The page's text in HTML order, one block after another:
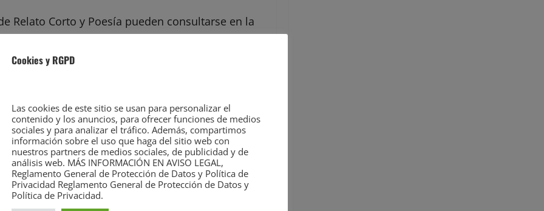
Relato Corto y Poesía pueden consultarse en la
.
convertirse en una institución de referencia
de la lengua española y la cultura
está el desarrollo territorial, económico y
en español, así como la enseñanza de este en
Cookies y RGPD
Las cookies de este sitio se usan para personalizar el
contenido y los anuncios, para ofrecer funciones de medios
sociales y para analizar el tráfico. Además, compartimos
información sobre el uso que haga del sitio web con
nuestros partners de medios sociales, de publicidad y de
análisis web. MÁS INFORMACIÓN EN AVISO LEGAL,
Reglamento General de Protección de Datos y Política de
Privacidad Reglamento General de Protección de Datos y
Política de Privacidad.